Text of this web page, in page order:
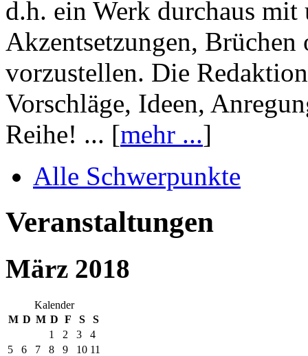
d.h. ein Werk durchaus mit
Akzentsetzungen, Brüchen
vorzustellen. Die
Vorschläge, Ideen,
Reihe! ... [mehr ...]
Alle Schwerpunkte
Veranstaltungen
März 2018
Kalender
M D M D F S
S
1
2 3
4
5
6 7 8 9 10 11